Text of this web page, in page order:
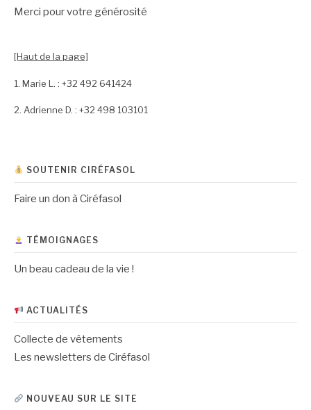
Merci pour votre générosité
[Haut de la page]
1. Marie L. : +32 492 641424
2. Adrienne D. : +32 498 103101
SOUTENIR CIRÉFASOL
Faire un don à Ciréfasol
TÉMOIGNAGES
Un beau cadeau de la vie !
ACTUALITÉS
Collecte de vêtements
Les newsletters de Ciréfasol
NOUVEAU SUR LE SITE